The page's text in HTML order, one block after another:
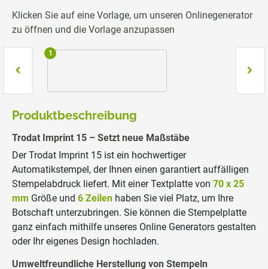
Klicken Sie auf eine Vorlage, um unseren Onlinegenerator
zu öffnen und die Vorlage anzupassen
1
Produktbeschreibung
Trodat Imprint 15 – Setzt neue Maßstäbe
Der Trodat Imprint 15 ist ein hochwertiger
Automatikstempel, der Ihnen einen garantiert auffälligen
Stempelabdruck liefert. Mit einer Textplatte von 70 x 25
mm Größe und 6 Zeilen haben Sie viel Platz, um Ihre
Botschaft unterzubringen. Sie können die Stempelplatte
ganz einfach mithilfe unseres Online Generators gestalten
oder Ihr eigenes Design hochladen.
Umweltfreundliche Herstellung von Stempeln